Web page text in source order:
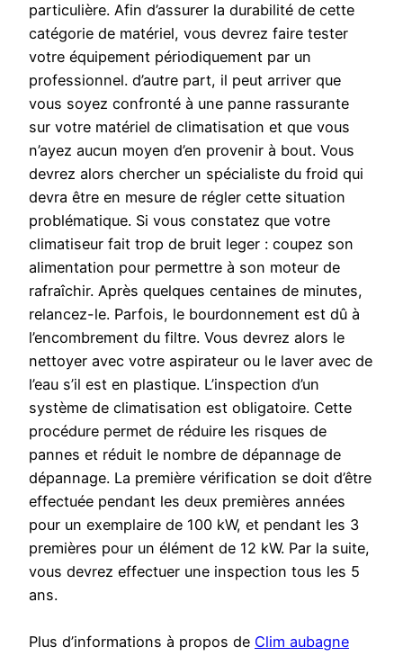
particulière. Afin d’assurer la durabilité de cette
catégorie de matériel, vous devrez faire tester
votre équipement périodiquement par un
professionnel. d’autre part, il peut arriver que
vous soyez confronté à une panne rassurante
sur votre matériel de climatisation et que vous
n’ayez aucun moyen d’en provenir à bout. Vous
devrez alors chercher un spécialiste du froid qui
devra être en mesure de régler cette situation
problématique. Si vous constatez que votre
climatiseur fait trop de bruit leger : coupez son
alimentation pour permettre à son moteur de
rafraîchir. Après quelques centaines de minutes,
relancez-le. Parfois, le bourdonnement est dû à
l’encombrement du filtre. Vous devrez alors le
nettoyer avec votre aspirateur ou le laver avec de
l’eau s’il est en plastique. L’inspection d’un
système de climatisation est obligatoire. Cette
procédure permet de réduire les risques de
pannes et réduit le nombre de dépannage de
dépannage. La première vérification se doit d’être
effectuée pendant les deux premières années
pour un exemplaire de 100 kW, et pendant les 3
premières pour un élément de 12 kW. Par la suite,
vous devrez effectuer une inspection tous les 5
ans.
Plus d’informations à propos de Clim aubagne